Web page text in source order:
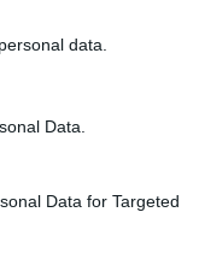
data.
Data.
Data for Targeted